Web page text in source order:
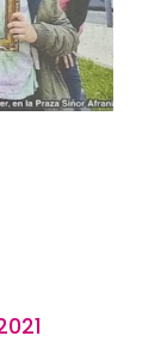
2021